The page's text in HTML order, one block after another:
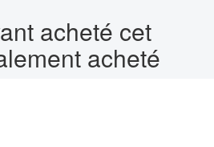
acheté cet
acheté